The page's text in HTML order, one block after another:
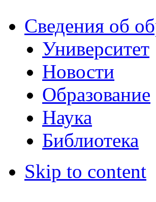
Сведения об
Университет
Новости
Образование
Наука
Библиотека
Skip to content